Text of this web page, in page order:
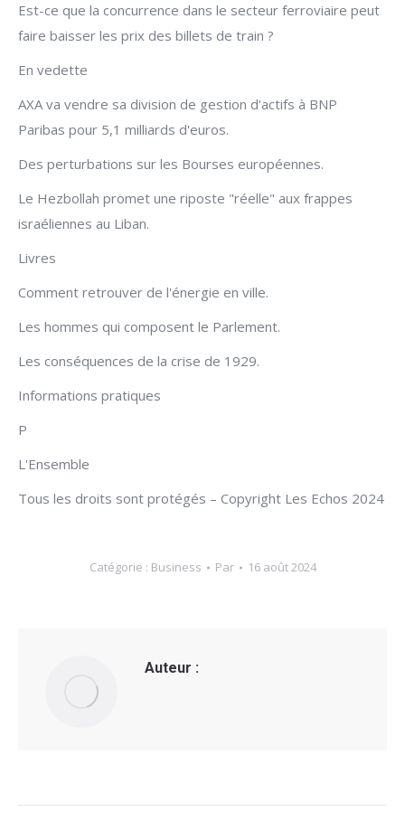
Est-ce que la concurrence dans le secteur ferroviaire peut
faire baisser les prix des billets de train ?
En vedette
AXA va vendre sa division de gestion d'actifs à BNP
Paribas pour 5,1 milliards d'euros.
Des perturbations sur les Bourses européennes.
Le Hezbollah promet une riposte "réelle" aux frappes
israéliennes au Liban.
Livres
Comment retrouver de l'énergie en ville.
Les hommes qui composent le Parlement.
Les conséquences de la crise de 1929.
Informations pratiques
P
L'Ensemble
Tous les droits sont protégés – Copyright Les Echos 2024
Catégorie : Business Par 16 août 2024
Auteur :